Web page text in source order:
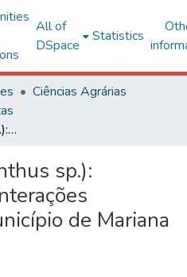
All of
DSpace
Statistics
Ciências Agrárias
Candeias (Eremanthus sp.): espacialização e interações ambientais no município de Mariana (MG)
sp.):
de Mariana